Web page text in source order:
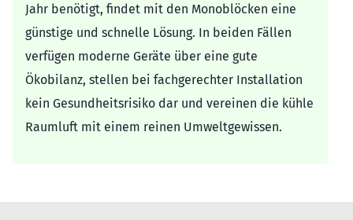
Jahr benötigt, findet mit den Monoblöcken eine
günstige und schnelle Lösung. In beiden Fällen
verfügen moderne Geräte über eine gute
Ökobilanz, stellen bei fachgerechter Installation
kein Gesundheitsrisiko dar und vereinen die kühle
Raumluft mit einem reinen Umweltgewissen.